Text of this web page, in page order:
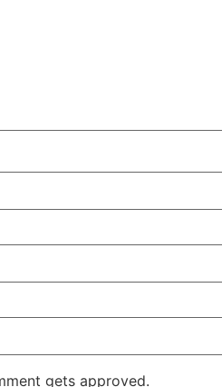
gets approved.